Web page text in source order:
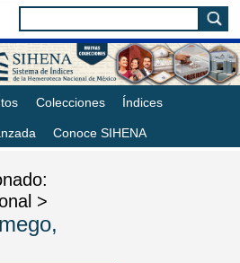
Colecciones Índices
Conoce SIHENA
>